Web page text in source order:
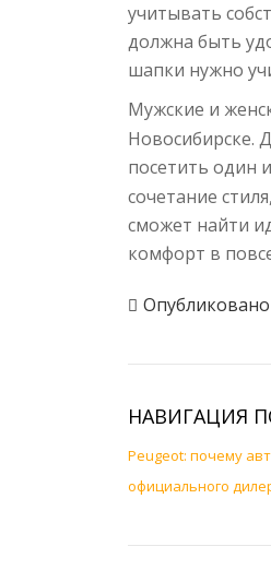
учитывать
должна быть
шапки нужно
Мужские и
Новосибирске.
посетить один
сочетание
сможет найти
комфорт в
Опубликовано
НАВИГАЦИЯ
Peugeot: почему
официального